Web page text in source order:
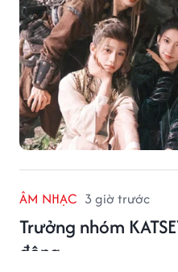
ÂM NHẠC 3 giờ trước
Trưởng nhóm
động